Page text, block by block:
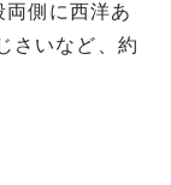
側に西洋あ
さいなど、約